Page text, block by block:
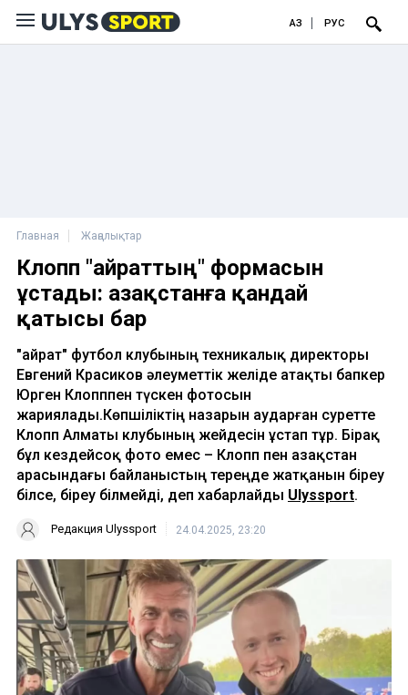
ҚАЗ РУС
Главная Жаңалықтар
Клопп "Қайраттың" формасын
ұстады: Қазақстанға қандай
қатысы бар
"Қайрат" футбол клубының техникалық директоры
Евгений Красиков әлеуметтік желіде атақты бапкер
Юрген Клопппен түскен фотосын
жариялады.Көпшіліктің назарын аударған суретте
Клопп Алматы клубының жейдесін ұстап тұр. Бірақ
бұл кездейсоқ фото емес – Клопп пен Қазақстан
арасындағы байланыстың тереңде жатқанын біреу
білсе, біреу білмейді, деп хабарлайды Ulyssport.
Редакция Ulyssport 24.04.2025, 23:20